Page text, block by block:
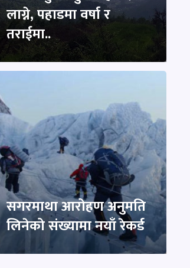
लाग्ने, पहाडमा वर्षा र
तराईमा..
सगरमाथा आरोहण अनुमति
लिनेको संख्यामा नयाँ रेकर्ड